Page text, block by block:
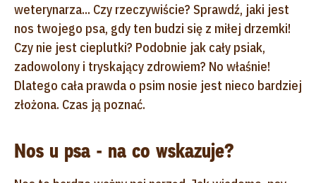
weterynarza... Czy rzeczywiście? Sprawdź, jaki jest
nos twojego psa, gdy ten budzi się z miłej drzemki!
Czy nie jest cieplutki? Podobnie jak cały psiak,
zadowolony i tryskający zdrowiem? No właśnie!
Dlatego cała prawda o psim nosie jest nieco bardziej
złożona. Czas ją poznać.
Nos u psa - na co wskazuje?